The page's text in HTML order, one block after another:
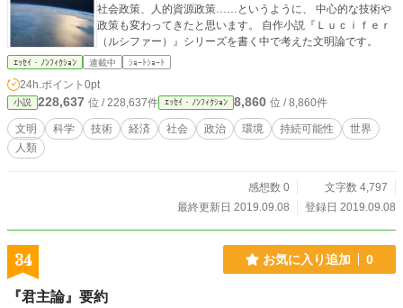
社会政策、人的資源政策……というように、 中心的な技術や
政策も変わってきたと思います。 自作小説『Ｌｕｃｉｆｅｒ
（ルシファー）』シリーズを書く中で考えた文明論です。
ｴｯｾｲ・ﾉﾝﾌｨｸｼｮﾝ 連載中 ｼｮｰﾄｼｮｰﾄ
24h.ポイント 0pt
小説 228,637 位 / 228,637件 ｴｯｾｲ・ﾉﾝﾌｨｸｼｮﾝ 8,860 位 / 8,860件
文明 科学 技術 経済 社会 政治 環境 持続可能性
世界
人類
感想数 0
文字数 4,797
最終更新日 2019.09.08
登録日 2019.09.08
34 お気に入り追加 0
『君主論』要約